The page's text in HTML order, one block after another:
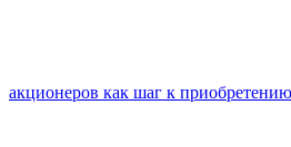
акционеров как шаг к